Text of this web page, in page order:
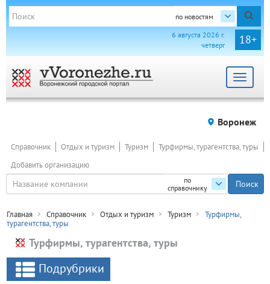
по новостям
18+
6 августа 2026 г.
четверг
Toggle
Воронеж
по
справочнику
Справочник Отдых и туризм Туризм
Турфирмы, турагентства, туры
Добавить организацию
Главная Справочник Отдых и туризм Туризм
Турфирмы,
турагентства, туры
Турфирмы, турагентства, туры
Подрубрики